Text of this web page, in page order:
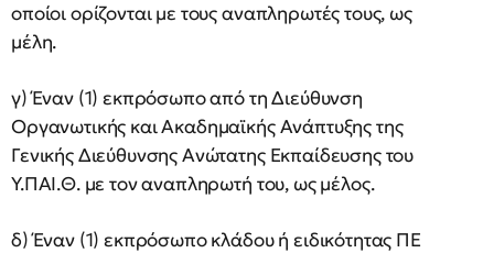
οποίοι ορίζονται με τους αναπληρωτές τους, ως
μέλη.
γ) Έναν (1) εκπρόσωπο από τη Διεύθυνση
Οργανωτικής και Ακαδημαϊκής Ανάπτυξης της
Γενικής Διεύθυνσης Ανώτατης Εκπαίδευσης του
Υ.ΠΑΙ.Θ. με τον αναπληρωτή του, ως μέλος.
δ) Έναν (1) εκπρόσωπο κλάδου ή ειδικότητας ΠΕ